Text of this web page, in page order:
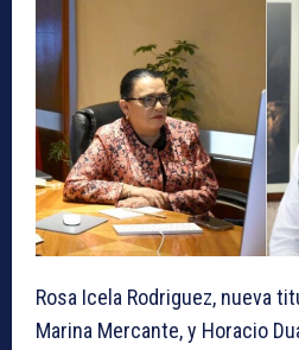
Rosa Icela Rodriguez, nueva
Marina Mercante, y Horacio